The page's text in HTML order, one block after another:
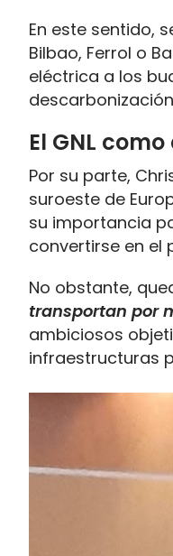
En este sentido,
Bilbao, Ferrol o
eléctrica a los
El GNL
Por su parte,
suroeste de
su importancia
convertirse en el
No obstante,
transportan por
ambiciosos
infraestructuras